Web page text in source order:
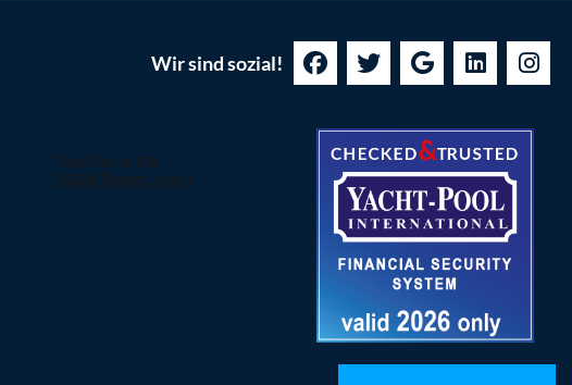
Wir sind sozial!